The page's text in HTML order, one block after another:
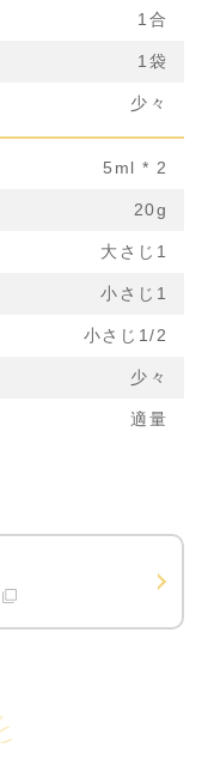
1合
1袋
少々
5ml * 2
20g
大さじ1
小さじ1
小さじ1/2
少々
適量